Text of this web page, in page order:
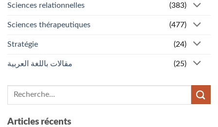
Sciences relationnelles (383)
Sciences thérapeutiques (477)
Stratégie (24)
مقالات باللغة العربية (25)
Articles récents